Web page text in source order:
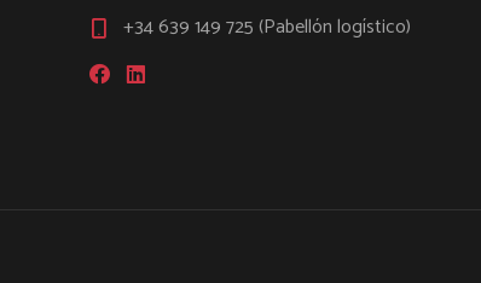
+34 639 149 725 (Pabellón logístico)